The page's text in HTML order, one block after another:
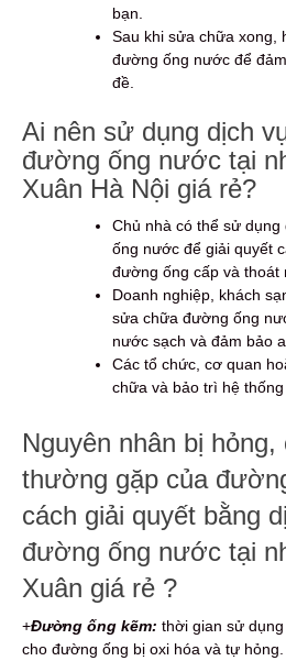
bạn.
Sau khi sửa chữa xong,
đường ống nước để
đề.
Ai nên sử dụng dịch
đường ống nước tại
Xuân Hà Nội giá rẻ?
Chủ nhà có thể sử
ống nước để giải quyết
đường ống cấp và thoát
Doanh nghiệp, khách
sửa chữa đường ống
nước sạch và đảm bảo
Các tổ chức, cơ quan
chữa và bảo trì hệ
Nguyên nhân bị hỏng,
thường gặp của
cách giải quyết bằng
đường ống nước tại
Xuân giá rẻ ?
+Đường ống kẽm: thời gian sử
cho đường ống bị oxi hóa và tự